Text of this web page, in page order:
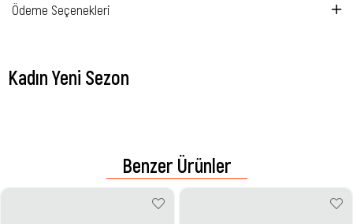
Ödeme Seçenekleri
Kadın Yeni Sezon
Benzer Ürünler